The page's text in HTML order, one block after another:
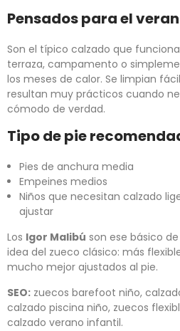
Pensados para el
Son el típico calzado que
terraza, campamento o
los meses de calor. Se limpian
resultan muy prácticos cuando
cómodo de verdad.
Tipo de pie
Pies de anchura media
Empeines medios
Niños que necesitan calzado
ajustar
Los Igor Malibú son ese básico
idea del zueco clásico: más
mucho mejor ajustados al pie.
SEO: zuecos barefoot niño,
calzado piscina niño, zuecos
calzado verano infantil.